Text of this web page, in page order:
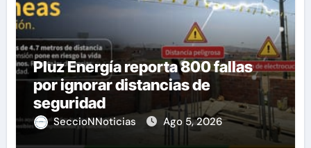
Pluz Energía reporta 800 fallas
por ignorar distancias de
seguridad
SeccioNNoticias Ago 5, 2026